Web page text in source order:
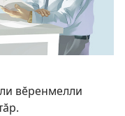
вӗренмелли